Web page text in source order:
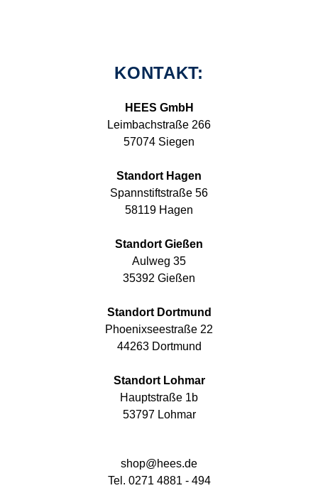
KONTAKT:
HEES GmbH
Leimbachstraße 266
57074 Siegen
Standort Hagen
Spannstiftstraße 56
58119 Hagen
Standort Gießen
Aulweg 35
35392 Gießen
Standort Dortmund
Phoenixseestraße 22
44263 Dortmund
Standort Lohmar
Hauptstraße 1b
53797 Lohmar
shop@hees.de
Tel. 0271 4881 - 494